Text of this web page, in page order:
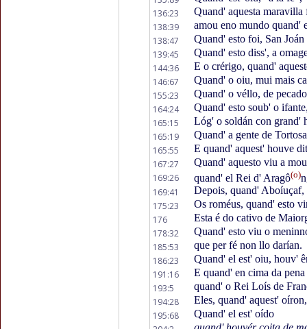
136:23
Quand' aquesta
138:39
amou eno mundo quand'
138:47
Quand' esto foi, San
139:45
Quand' esto diss', a
144:36
E o crérigo, quand'
146:67
Quand' o oiu, mui mais
155:23
Quand' o véllo, de
164:24
Quand' esto soub' o
165:15
Lóg' o soldán con grand'
165:19
Quand' a gente de
165:55
E quand' aquest' houve
167:27
Quand' aquesto viu a
169:26
quand' el Rei d' Aragô(o)
169:41
Depois, quand' Aboíuçaf,
175:23
Os roméus, quand' esto
176
Esta é do cativo de
178:32
Quand' esto viu o
185:53
que per fé non llo darían.
186:23
Quand' el est' oiu, houv'
191:16
E quand' en cima da pena
193:5
quand' o Rei Loís de
194:28
Eles, quand' aquest'
195:68
Quand' el est' oído